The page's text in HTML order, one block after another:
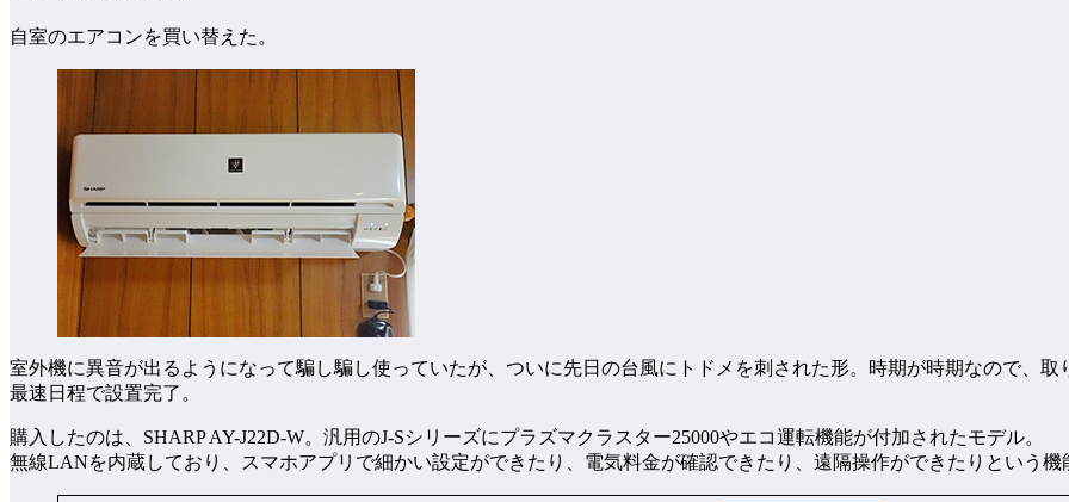
自室のエアコンを買い替えた。
室外機に異音が出るようになって騙し騙し使っていたが、ついに先日の台風にトドメを刺された形。時期が時期なので、
最速日程で設置完了。
購入したのは、SHARP AY-J22D-W。汎用のJ-Sシリーズにプラズマクラスター25000やエコ運転機能が付加されたモデル。
無線LANを内蔵しており、スマホアプリで細かい設定ができたり、電気料金が確認できたり、遠隔操作ができたりという機